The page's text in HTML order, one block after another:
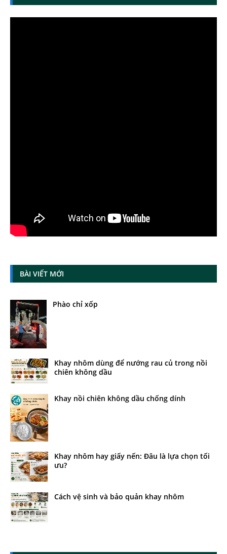
BÀI VIẾT MỚI
Phào chỉ xốp
Khay nhôm dùng để nướng rau củ trong nồi
chiên không dầu
Khay nồi chiên không dầu chống dính
Khay nhôm hay giấy nến: Đâu là lựa chọn tối
ưu?
Cách vệ sinh và bảo quản khay nhôm